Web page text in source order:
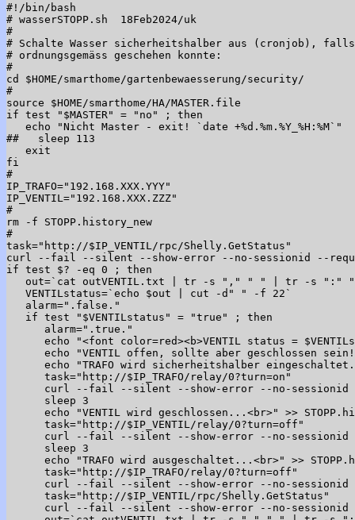
#!/bin/bash
# wasserSTOPP.sh  18Feb2024/uk
#
# Schalte Wasser sicherheitshalber aus (cronjob),
# ordnungsgemäss geschehen konnte:
#
cd $HOME/smarthome/gartenbewaesserung/security/
#
source $HOME/smarthome/HA/MASTER.file
if test "$MASTER" = "no" ; then
   echo "Nicht Master - exit! `date +%d.%m.%Y_%H:%M`"
##   sleep 113
   exit
fi
#
IP_TRAFO="192.168.XXX.YYY"
IP_VENTIL="192.168.XXX.ZZZ"
#
rm -f STOPP.history_new
#
task="http://$IP_VENTIL/rpc/Shelly.GetStatus"
curl --fail --silent --show-error --no-sessionid --
if test $? -eq 0 ; then
out=`cat outVENTIL.txt | tr -s "," " " | tr -s ":"
   VENTILstatus=`echo $out | cut -d" " -f 22`
   alarm=".false."
   if test "$VENTILstatus" = "true" ; then
      alarm=".true."
echo "<font color=red><b>VENTIL status =
echo "VENTIL offen, sollte aber geschlossen
echo "TRAFO wird sicherheitshalber
      task="http://$IP_TRAFO/relay/0?turn=on"
curl --fail --silent --show-error --no-
      sleep 3
echo "VENTIL wird geschlossen...<br>" >>
      task="http://$IP_VENTIL/relay/0?turn=off"
curl --fail --silent --show-error --no-
      sleep 3
echo "TRAFO wird ausgeschaltet...<br>" >>
      task="http://$IP_TRAFO/relay/0?turn=off"
curl --fail --silent --show-error --no-
      task="http://$IP_VENTIL/rpc/Shelly.GetStatus"
curl --fail --silent --show-error --no-